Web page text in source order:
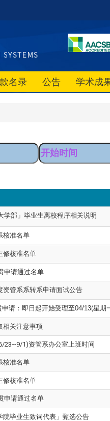
名录 公告 学术成
学部」毕业生离校程序相关说明
核准名单
修核准名单
申请通过名单
资管系系转系申请面试公告
请：即日起开始受理至04/13(星期
相关注意事项
23~9/1)资管系办公室上班时间
核准名单
修核准名单
申请通过名单
院毕业生致词代表」甄选公告